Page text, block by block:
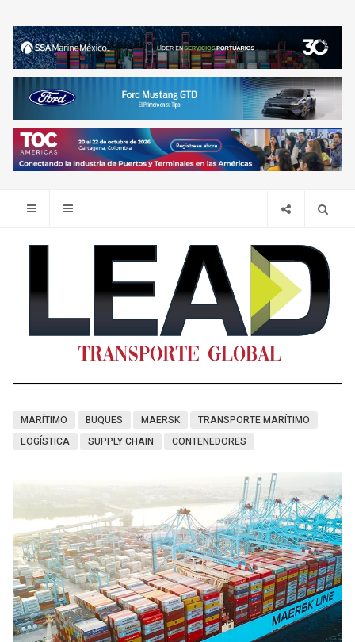
MARÍTIMO BUQUES MAERSK
TRANSPORTE MARÍTIMO
LOGÍSTICA
SUPPLY CHAIN CONTENEDORES